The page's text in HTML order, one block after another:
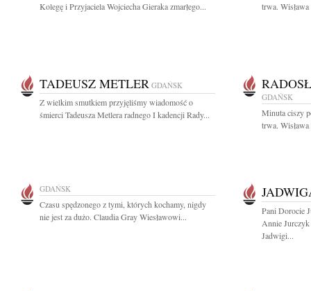
Kolegę i Przyjaciela Wojciecha Gieraka zmarłego...
trwa.
TADEUSZ METLER GDAŃSK
Z wielkim smutkiem przyjęliśmy wiadomość o
śmierci Tadeusza Metlera radnego I kadencji Rady...
GDAŃSK
Minuta ciszy
trwa.
GDAŃSK
Czasu spędzonego z tymi, których kochamy, nigdy
nie jest za dużo. Claudia Gray Wiesławowi...
Pani Dorocie
Annie
Jadwigi...